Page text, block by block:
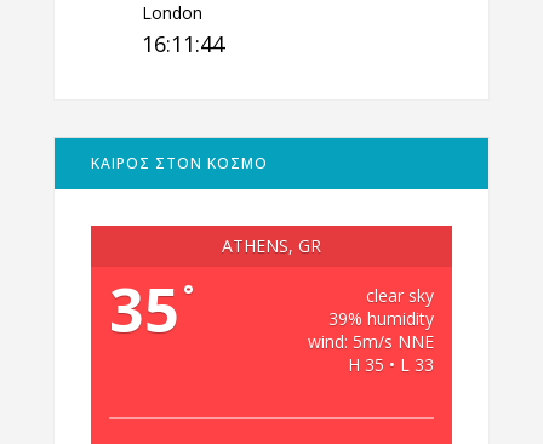
London
16:11:45
ΚΑΙΡΟΣ ΣΤΟΝ ΚΟΣΜΟ
ATHENS, GR
35 °
clear sky
39% humidity
wind: 5m/s NNE
H 35 • L 33